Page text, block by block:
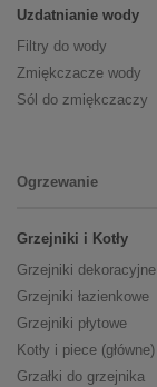
Uzdatnianie wody
Filtry do wody
Zmiękczacze wody
Sól do zmiękczaczy
Ogrzewanie
Grzejniki i Kotły
Grzejniki dekoracyjne
Grzejniki łazienkowe
Grzejniki płytowe
Kotły i piece (główne)
Grzałki do grzejnika